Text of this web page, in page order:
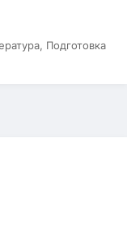
Подготовка